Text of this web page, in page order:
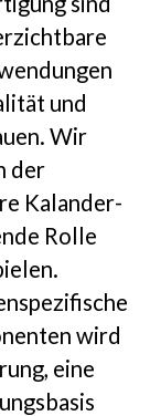
und
Wir
der
Kalander-
Rolle
wird
eine